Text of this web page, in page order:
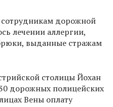
дорожной
лечении аллергии,
выданные стражам
столицы Йохан
дорожных полицейских
Вены оплату